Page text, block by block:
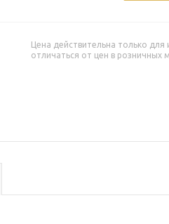
Цена действительна только
отличаться от цен в розничных